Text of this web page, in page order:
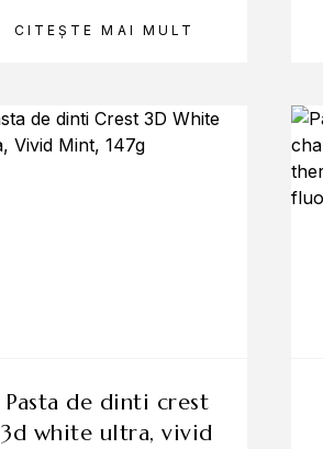
CITEȘTE MAI MULT
pasta de dinti crest
3d white ultra, vivid